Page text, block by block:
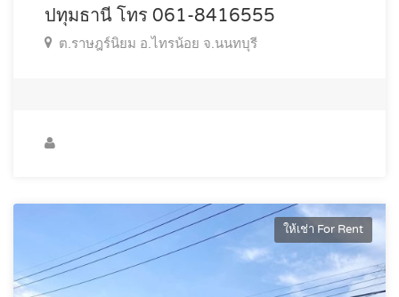
ปทุมธานี โทร 061-8416555
ต.ราษฎร์นิยม อ.ไทรน้อย จ.นนทบุรี
ให้เช่า For Rent